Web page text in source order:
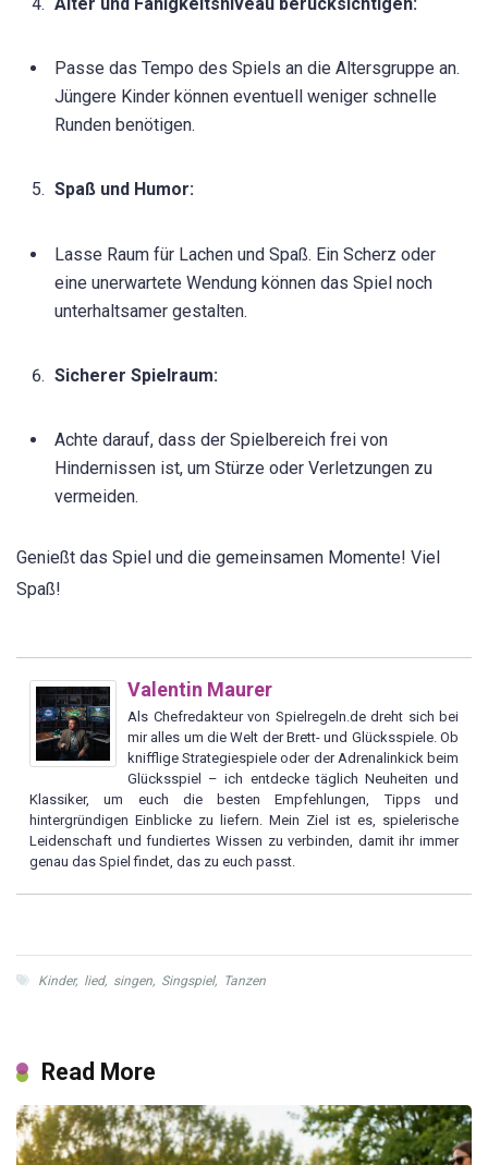
Passe das Tempo des Spiels an die Altersgruppe an.
Jüngere Kinder können eventuell weniger schnelle
Runden benötigen.
Spaß und Humor:
Lasse Raum für Lachen und Spaß. Ein Scherz oder
eine unerwartete Wendung können das Spiel noch
unterhaltsamer gestalten.
Sicherer Spielraum:
Achte darauf, dass der Spielbereich frei von
Hindernissen ist, um Stürze oder Verletzungen zu
vermeiden.
Genießt das Spiel und die gemeinsamen Momente! Viel
Spaß!
Valentin Maurer
Als Chefredakteur von Spielregeln.de dreht sich bei
mir alles um die Welt der Brett- und Glücksspiele. Ob
knifflige Strategiespiele oder der Adrenalinkick beim
Glücksspiel – ich entdecke täglich Neuheiten und
Klassiker, um euch die besten Empfehlungen, Tipps und
hintergründigen Einblicke zu liefern. Mein Ziel ist es, spielerische
Leidenschaft und fundiertes Wissen zu verbinden, damit ihr immer
genau das Spiel findet, das zu euch passt.
Kinder, lied, singen, Singspiel, Tanzen
Read More